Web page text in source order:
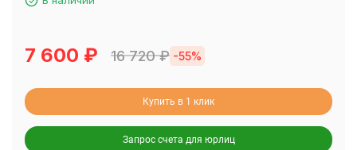
7 600 ₽ 16 720₽ -55%
Купить в 1 клик
Запрос счета для юрлиц